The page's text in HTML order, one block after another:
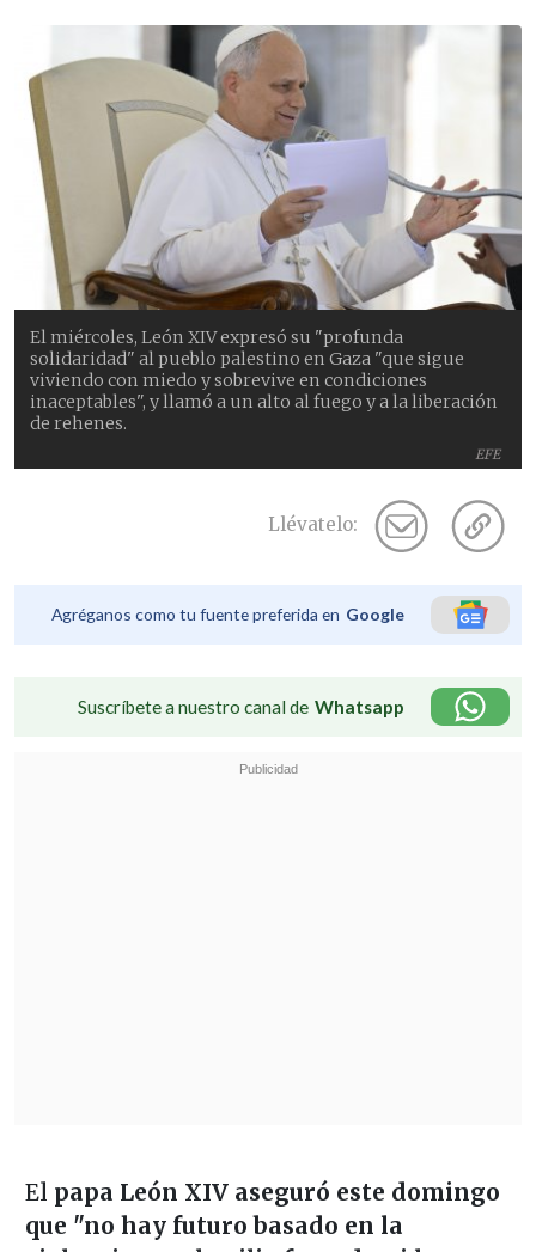
EFE
El miércoles, León XIV expresó su "profunda
solidaridad" al pueblo palestino en Gaza "que sigue
viviendo con miedo y sobrevive en condiciones
inaceptables", y llamó a un alto al fuego y a la liberación
de rehenes.
Llévatelo:
Agréganos como tu fuente preferida en Google
Suscríbete a nuestro canal de Whatsapp
El papa León XIV aseguró este domingo
que "no hay futuro basado en la